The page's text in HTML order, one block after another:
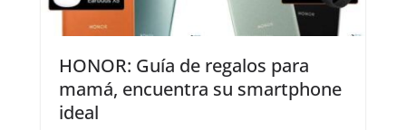
HONOR: Guía de regalos para
mamá, encuentra su smartphone
ideal